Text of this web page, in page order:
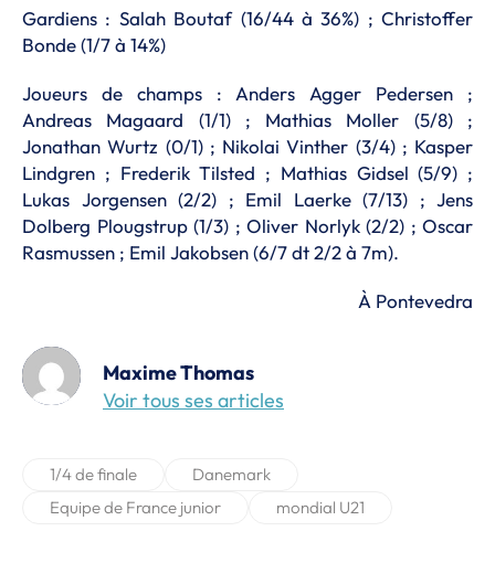
Gardiens : Salah Boutaf (16/44 à 36%) ; Christoffer
Bonde (1/7 à 14%)
Joueurs de champs : Anders Agger Pedersen ;
Andreas Magaard (1/1) ; Mathias Moller (5/8) ;
Jonathan Wurtz (0/1) ; Nikolai Vinther (3/4) ; Kasper
Lindgren ; Frederik Tilsted ; Mathias Gidsel (5/9) ;
Lukas Jorgensen (2/2) ; Emil Laerke (7/13) ; Jens
Dolberg Plougstrup (1/3) ; Oliver Norlyk (2/2) ; Oscar
Rasmussen ; Emil Jakobsen (6/7 dt 2/2 à 7m).
À Pontevedra
Maxime Thomas
Voir tous ses articles
1/4 de finale
Danemark
Equipe de France junior
mondial U21